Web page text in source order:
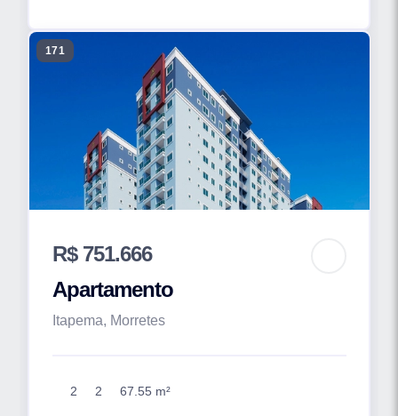
171
R$ 751.666
Apartamento
Itapema, Morretes
2 2 67.55 m²